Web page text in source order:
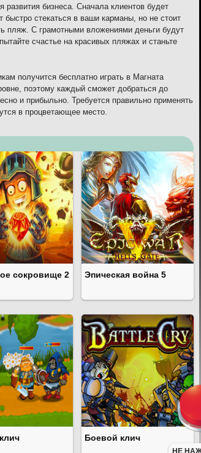
бизнеса. Сначала клиентов будет
стекаться в ваши карманы, но не стоит
пляж. С грамотными вложениями деньги будут
счастье на красивых пляжах и станьте
получится бесплатно играть в Магната
поэтому каждый сможет добраться до
и прибыльно. Требуется правильно применять
в процветающее место.
сокровище 2 Эпическая война 5
Боевой клич
НЕ